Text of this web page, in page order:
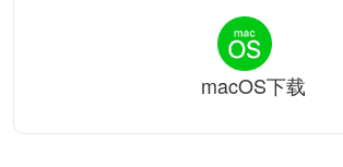
macOS下载